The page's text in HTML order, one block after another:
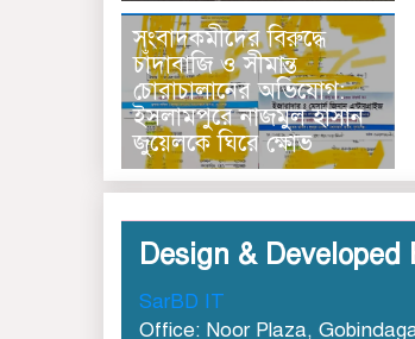
সংবাদকমী‌দের বিরু‌দ্ধে
চাঁদাবাজি ও সীমান্ত
চোরাচালানের অভিযোগ:
ইসলামপুরে নাজমুল হাসান
জুয়েলকে ঘিরে ক্ষোভ
Design & Developed
SarBD IT
Office: Noor Plaza,